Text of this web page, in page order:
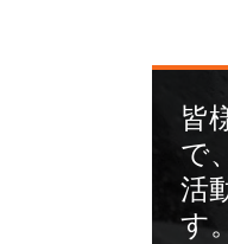
皆
で
活
す